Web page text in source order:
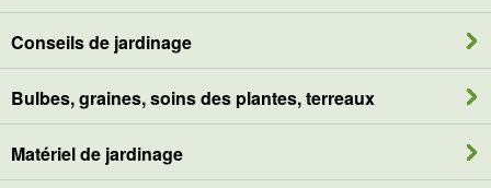
Conseils de jardinage
Bulbes, graines, soins des plantes, terreaux
Matériel de jardinage